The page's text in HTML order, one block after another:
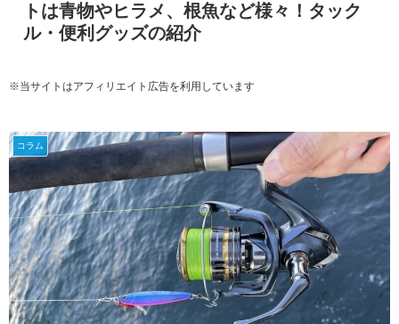
トは青物やヒラメ、根魚など様々！タック
ル・便利グッズの紹介
※当サイトはアフィリエイト広告を利用しています
コラム